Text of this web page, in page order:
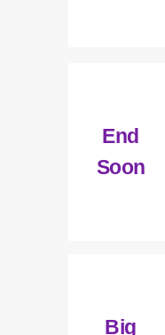
End
Soon
Big